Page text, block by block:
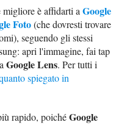
migliore è affidarti aGoogle
Foto(che dovresti trovare
seguendo gli stessi
apri l'immagine, fai tap
Google Lens. Per tutti i
spiegato in
rapido, poichéGoogle